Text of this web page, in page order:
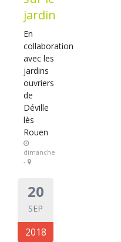
jardin
En
collaboration
avec les
jardins
ouvriers
de
Déville
lès
Rouen
dimanche
-
20
SEP
2018